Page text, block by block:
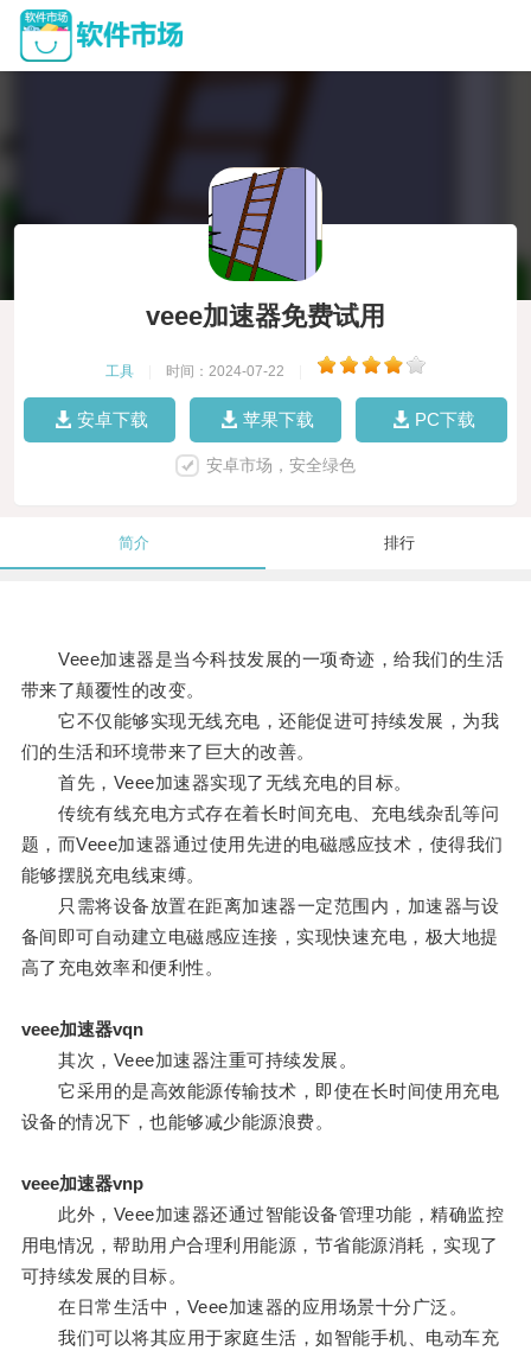
veee加速器免费试用
工具 时间：2024-07-22
安卓下载 苹果下载 PC下载
安卓市场，安全绿色
简介 排行
Veee加速器是当今科技发展的一项奇迹，给我们的生活
带来了颠覆性的改变。
它不仅能够实现无线充电，还能促进可持续发展，为我
们的生活和环境带来了巨大的改善。
首先，Veee加速器实现了无线充电的目标。
传统有线充电方式存在着长时间充电、充电线杂乱等问
题，而Veee加速器通过使用先进的电磁感应技术，使得我们
能够摆脱充电线束缚。
只需将设备放置在距离加速器一定范围内，加速器与设
备间即可自动建立电磁感应连接，实现快速充电，极大地提
高了充电效率和便利性。
veee加速器vqn
其次，Veee加速器注重可持续发展。
它采用的是高效能源传输技术，即使在长时间使用充电
设备的情况下，也能够减少能源浪费。
veee加速器vnp
此外，Veee加速器还通过智能设备管理功能，精确监控
用电情况，帮助用户合理利用能源，节省能源消耗，实现了
可持续发展的目标。
在日常生活中，Veee加速器的应用场景十分广泛。
我们可以将其应用于家庭生活，如智能手机、电动车充